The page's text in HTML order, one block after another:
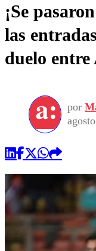
¡Se
las
duelo
por